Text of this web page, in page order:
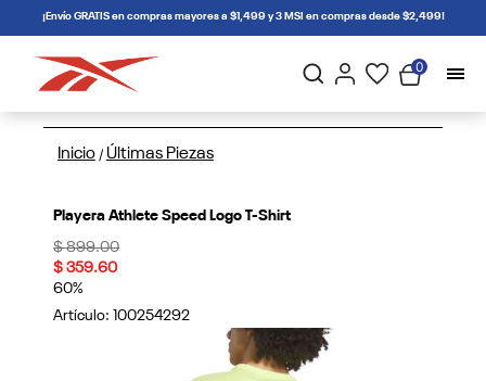
connectif¡Envío GRATIS en compras mayores a $1,499 y 3 MSI en compras desde $2,499!
0
Inicio / Últimas Piezas
Playera Athlete Speed Logo T-Shirt
Price reduced from
$ 899.00to
$ 359.60
60%
Artículo: 100254292